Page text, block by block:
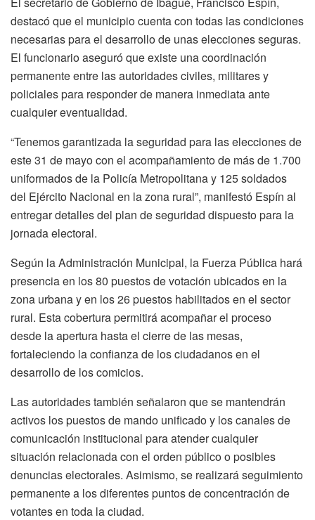
destacó que el municipio cuenta con todas las condiciones
necesarias para el desarrollo de unas elecciones seguras.
El funcionario aseguró que existe una coordinación
permanente entre las autoridades civiles, militares y
policiales para responder de manera inmediata ante
cualquier eventualidad.
“Tenemos garantizada la seguridad para las elecciones de
este 31 de mayo con el acompañamiento de más de 1.700
uniformados de la Policía Metropolitana y 125 soldados
del Ejército Nacional en la zona rural”, manifestó Espín al
entregar detalles del plan de seguridad dispuesto para la
jornada electoral.
Según la Administración Municipal, la Fuerza Pública hará
presencia en los 80 puestos de votación ubicados en la
zona urbana y en los 26 puestos habilitados en el sector
rural. Esta cobertura permitirá acompañar el proceso
desde la apertura hasta el cierre de las mesas,
fortaleciendo la confianza de los ciudadanos en el
desarrollo de los comicios.
Las autoridades también señalaron que se mantendrán
activos los puestos de mando unificado y los canales de
comunicación institucional para atender cualquier
situación relacionada con el orden público o posibles
denuncias electorales. Asimismo, se realizará seguimiento
permanente a los diferentes puntos de concentración de
votantes en toda la ciudad.